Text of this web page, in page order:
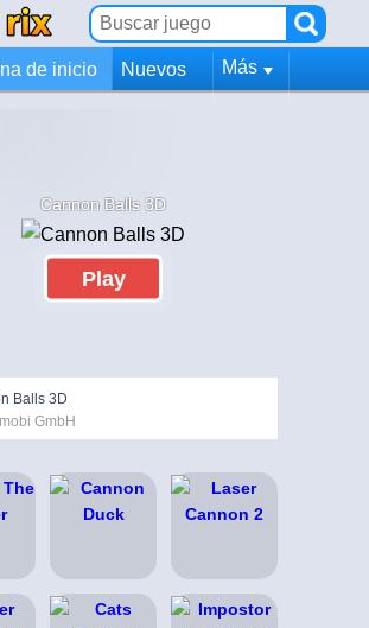
de inicio Nuevos Más
Cannon Balls 3D
Play
Balls 3D
GmbH